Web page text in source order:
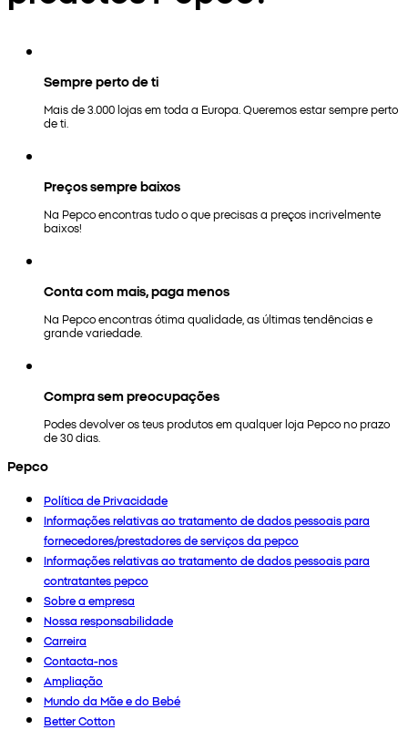
Sempre perto de ti
Mais de 3.000 lojas em toda a Europa. Queremos estar sempre perto
de ti.
Preços sempre baixos
Na Pepco encontras tudo o que precisas a preços incrivelmente
baixos!
Conta com mais, paga menos
Na Pepco encontras ótima qualidade, as últimas tendências e
grande variedade.
Compra sem preocupações
Podes devolver os teus produtos em qualquer loja Pepco no prazo
de 30 dias.
Pepco
Política de Privacidade
Informações relativas ao tratamento de dados pessoais para
fornecedores/prestadores de serviços da pepco
Informações relativas ao tratamento de dados pessoais para
contratantes pepco
Sobre a empresa
Nossa responsabilidade
Carreira
Contacta-nos
Ampliação
Mundo da Mãe e do Bebé
Better Cotton